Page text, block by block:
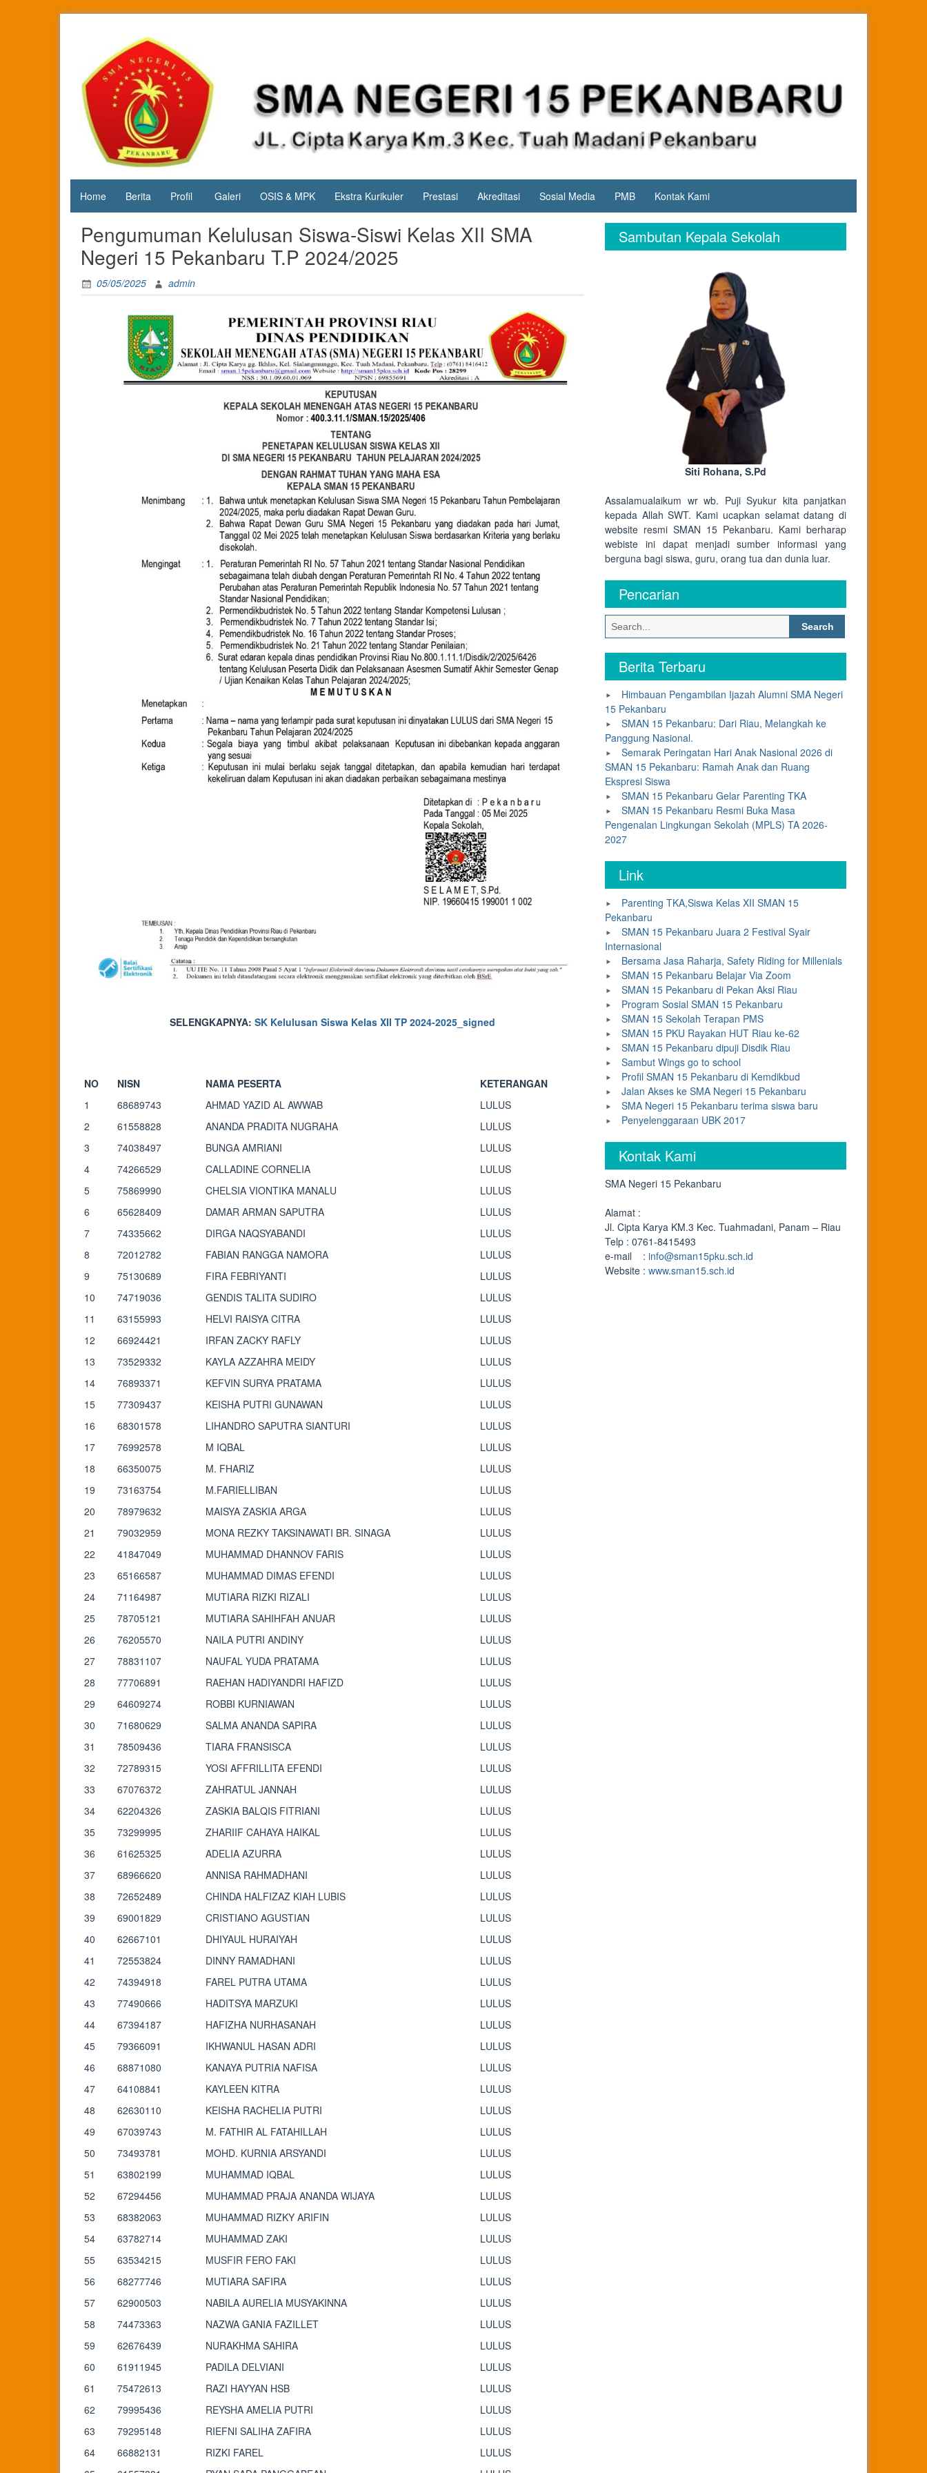
SMA
Negeri 15
Pekanbaru
Jl. Cipta
Karya
KM.3, Kec.
Tuah
Madani,
Kota
Pekanbaru
Home Berita Profil Galeri OSIS & MPK Ekstra Kurikuler Prestasi Akreditasi Sosial Media PMB Kontak Kami
Pengumuman Kelulusan Siswa-Siswi Kelas XII SMA
Negeri 15 Pekanbaru T.P 2024/2025
05/05/2025 admin
SELENGKAPNYA: SK Kelulusan Siswa Kelas XII TP 2024-2025_signed
NO NISN NAMA PESERTA
KETERANGAN
1
68689743 AHMAD YAZID AL AWWAB
LULUS
2
61558828 ANANDA PRADITA NUGRAHA
LULUS
3
74038497 BUNGA AMRIANI
LULUS
4
74266529 CALLADINE CORNELIA
LULUS
5
75869990 CHELSIA VIONTIKA MANALU
LULUS
6
65628409 DAMAR ARMAN SAPUTRA
LULUS
7
74335662 DIRGA NAQSYABANDI
LULUS
8
72012782 FABIAN RANGGA NAMORA
LULUS
9
75130689 FIRA FEBRIYANTI
LULUS
10
74719036 GENDIS TALITA SUDIRO
LULUS
11
63155993 HELVI RAISYA CITRA
LULUS
12
66924421 IRFAN ZACKY RAFLY
LULUS
13
73529332 KAYLA AZZAHRA MEIDY
LULUS
14
76893371 KEFVIN SURYA PRATAMA
LULUS
15
77309437 KEISHA PUTRI GUNAWAN
LULUS
16
68301578 LIHANDRO SAPUTRA SIANTURI
LULUS
17
76992578 M IQBAL
LULUS
18
66350075 M. FHARIZ
LULUS
19
73163754 M.FARIELLIBAN
LULUS
20
78979632 MAISYA ZASKIA ARGA
LULUS
21
79032959 MONA REZKY TAKSINAWATI BR. SINAGA
LULUS
22
41847049 MUHAMMAD DHANNOV FARIS
LULUS
23
65166587 MUHAMMAD DIMAS EFENDI
LULUS
24
71164987 MUTIARA RIZKI RIZALI
LULUS
25
78705121 MUTIARA SAHIHFAH ANUAR
LULUS
26
76205570 NAILA PUTRI ANDINY
LULUS
27
78831107 NAUFAL YUDA PRATAMA
LULUS
28
77706891 RAEHAN HADIYANDRI HAFIZD
LULUS
29
64609274 ROBBI KURNIAWAN
LULUS
30
71680629 SALMA ANANDA SAPIRA
LULUS
31
78509436 TIARA FRANSISCA
LULUS
32
72789315 YOSI AFFRILLITA EFENDI
LULUS
33
67076372 ZAHRATUL JANNAH
LULUS
34
62204326 ZASKIA BALQIS FITRIANI
LULUS
35
73299995 ZHARIIF CAHAYA HAIKAL
LULUS
36
61625325 ADELIA AZURRA
LULUS
37
68966620 ANNISA RAHMADHANI
LULUS
38
72652489 CHINDA HALFIZAZ KIAH LUBIS
LULUS
39
69001829 CRISTIANO AGUSTIAN
LULUS
40
62667101 DHIYAUL HURAIYAH
LULUS
41
72553824 DINNY RAMADHANI
LULUS
42
74394918 FAREL PUTRA UTAMA
LULUS
43
77490666 HADITSYA MARZUKI
LULUS
44
67394187 HAFIZHA NURHASANAH
LULUS
45
79366091 IKHWANUL HASAN ADRI
LULUS
46
68871080 KANAYA PUTRIA NAFISA
LULUS
47
64108841 KAYLEEN KITRA
LULUS
48
62630110 KEISHA RACHELIA PUTRI
LULUS
49
67039743 M. FATHIR AL FATAHILLAH
LULUS
50
73493781 MOHD. KURNIA ARSYANDI
LULUS
51
63802199 MUHAMMAD IQBAL
LULUS
52
67294456 MUHAMMAD PRAJA ANANDA WIJAYA
LULUS
53
68382063 MUHAMMAD RIZKY ARIFIN
LULUS
54
63782714 MUHAMMAD ZAKI
LULUS
55
63534215 MUSFIR FERO FAKI
LULUS
56
68277746 MUTIARA SAFIRA
LULUS
57
62900503 NABILA AURELIA MUSYAKINNA
LULUS
58
74473363 NAZWA GANIA FAZILLET
LULUS
59
62676439 NURAKHMA SAHIRA
LULUS
60
61911945 PADILA DELVIANI
LULUS
61
75472613 RAZI HAYYAN HSB
LULUS
62
79995436 REYSHA AMELIA PUTRI
LULUS
63
79295148 RIEFNI SALIHA ZAFIRA
LULUS
64
66882131 RIZKI FAREL
LULUS
Sambutan Kepala Sekolah
Siti Rohana, S.Pd
Assalamualaikum wr wb. Puji Syukur kita panjatkan
kepada Allah SWT. Kami ucapkan selamat datang di
website resmi SMAN 15 Pekanbaru. Kami berharap
webiste ini dapat menjadi sumber informasi yang
berguna bagi siswa, guru, orang tua dan dunia luar.
Pencarian
Search
for:
Berita Terbaru
Himbauan Pengambilan Ijazah Alumni SMA Negeri
15 Pekanbaru
SMAN 15 Pekanbaru: Dari Riau, Melangkah ke
Panggung Nasional.
Semarak Peringatan Hari Anak Nasional 2026 di
SMAN 15 Pekanbaru: Ramah Anak dan Ruang
Ekspresi Siswa
SMAN 15 Pekanbaru Gelar Parenting TKA
SMAN 15 Pekanbaru Resmi Buka Masa
Pengenalan Lingkungan Sekolah (MPLS) TA 2026-
2027
Link
Parenting TKA,Siswa Kelas XII SMAN 15
Pekanbaru
SMAN 15 Pekanbaru Juara 2 Festival Syair
Internasional
Bersama Jasa Raharja, Safety Riding for Millenials
SMAN 15 Pekanbaru Belajar Via Zoom
SMAN 15 Pekanbaru di Pekan Aksi Riau
Program Sosial SMAN 15 Pekanbaru
SMAN 15 Sekolah Terapan PMS
SMAN 15 PKU Rayakan HUT Riau ke-62
SMAN 15 Pekanbaru dipuji Disdik Riau
Sambut Wings go to school
Profil SMAN 15 Pekanbaru di Kemdikbud
Jalan Akses ke SMA Negeri 15 Pekanbaru
SMA Negeri 15 Pekanbaru terima siswa baru
Penyelenggaraan UBK 2017
Kontak Kami
SMA Negeri 15 Pekanbaru
Alamat :
Jl. Cipta Karya KM.3 Kec. Tuahmadani, Panam – Riau
Telp : 0761-8415493
e-mail : info@sman15pku.sch.id
Website : www.sman15.sch.id